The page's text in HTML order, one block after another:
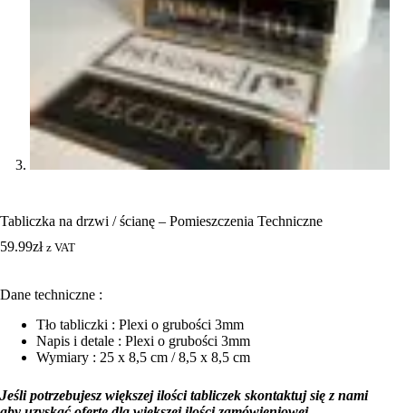
Tabliczka na drzwi / ścianę – Pomieszczenia Techniczne
59.99zł z VAT
Dane techniczne :
Tło tabliczki : Plexi o grubości 3mm
Napis i detale : Plexi o grubości 3mm
Wymiary : 25 x 8,5 cm / 8,5 x 8,5 cm
Jeśli potrzebujesz większej ilości tabliczek skontaktuj się z nami